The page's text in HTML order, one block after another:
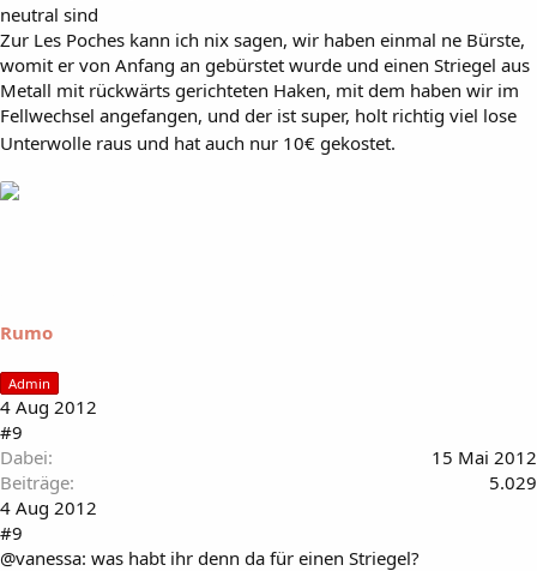
neutral sind
Zur Les Poches kann ich nix sagen, wir haben einmal ne Bürste,
womit er von Anfang an gebürstet wurde und einen Striegel aus
Metall mit rückwärts gerichteten Haken, mit dem haben wir im
Fellwechsel angefangen, und der ist super, holt richtig viel lose
Unterwolle raus und hat auch nur 10€ gekostet.
Rumo
Admin
4 Aug 2012
#9
Dabei
15 Mai 2012
Beiträge
5.029
4 Aug 2012
#9
@vanessa: was habt ihr denn da für einen Striegel?